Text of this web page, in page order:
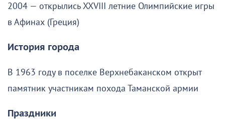
2004 — открылись XXVIII летние Олимпийские игры
в Афинах (Греция)
История города
В 1963 году в поселке Верхнебаканском открыт
памятник участникам похода Таманской армии
Праздники